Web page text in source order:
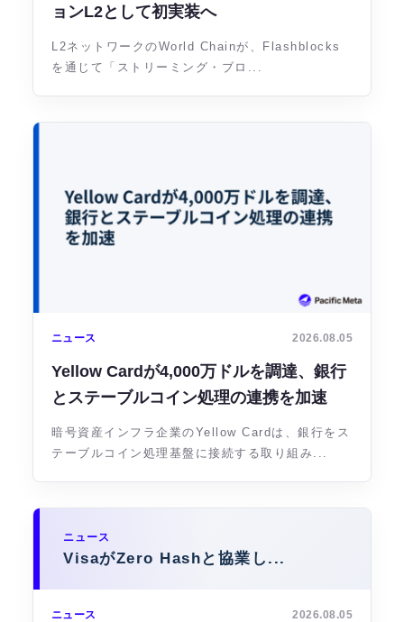
ョンL2として初実装へ
L2ネットワークのWorld Chainが、Flashblocks
を通じて「ストリーミング・ブロ...
ニュース 2026.08.05
Yellow Cardが4,000万ドルを調達、銀行
とステーブルコイン処理の連携を加速
暗号資産インフラ企業のYellow Cardは、銀行をス
テーブルコイン処理基盤に接続する取り組み...
ニュース
VisaがZero Hashと協業し...
ニュース 2026.08.05